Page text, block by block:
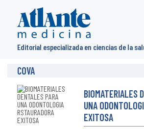
Editorial especializada en ciencias de la
COVA
BIOMATERIALES
UNA
EXITOSA